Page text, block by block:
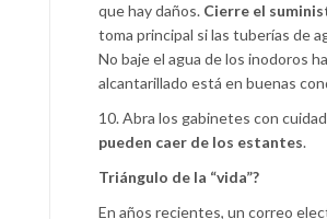
que hay daños. Cierre el
toma principal si las tuberías de
No baje el agua de los inodoros
alcantarillado está en buenas
10. Abra los gabinetes con
pueden caer de los estantes.
Triángulo de la “vida”?
En años recientes, un correo